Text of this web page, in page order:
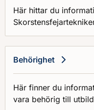
Här hittar du
Behörighet
Här finner du
vara behörig till